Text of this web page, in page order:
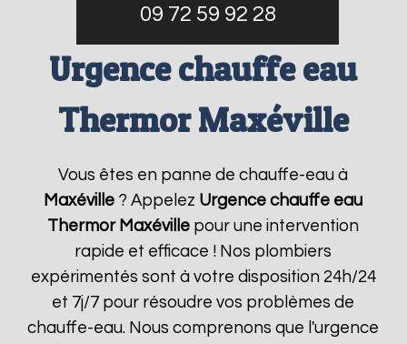
09 72 59 92 28
Urgence chauffe eau
Thermor Maxéville
Vous êtes en panne de chauffe-eau à
Maxéville ? Appelez Urgence chauffe eau
Thermor Maxéville pour une intervention
rapide et efficace ! Nos plombiers
expérimentés sont à votre disposition 24h/24
et 7j/7 pour résoudre vos problèmes de
chauffe-eau. Nous comprenons que l'urgence